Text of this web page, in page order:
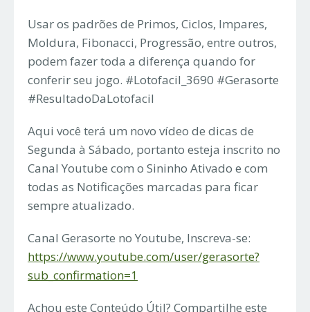
Usar os padrões de Primos, Ciclos, Impares,
Moldura, Fibonacci, Progressão, entre outros,
podem fazer toda a diferença quando for
conferir seu jogo. #Lotofacil_3690 #Gerasorte
#ResultadoDaLotofacil
Aqui você terá um novo vídeo de dicas de
Segunda à Sábado, portanto esteja inscrito no
Canal Youtube com o Sininho Ativado e com
todas as Notificações marcadas para ficar
sempre atualizado.
Canal Gerasorte no Youtube, Inscreva-se:
https://www.youtube.com/user/gerasorte?
sub_confirmation=1
Achou este Conteúdo Útil? Compartilhe este